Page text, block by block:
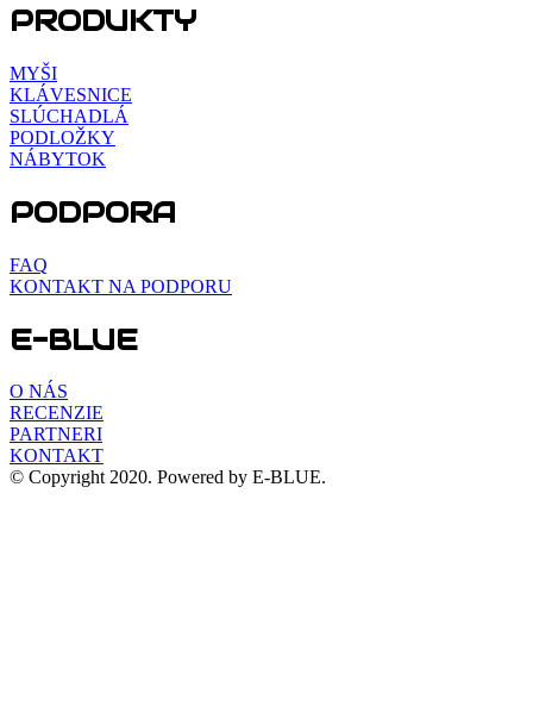
PRODUKTY
MYŠI
KLÁVESNICE
SLÚCHADLÁ
PODLOŽKY
NÁBYTOK
PODPORA
FAQ
KONTAKT NA PODPORU
E-BLUE
O NÁS
RECENZIE
PARTNERI
KONTAKT
© Copyright 2020. Powered by E-BLUE.